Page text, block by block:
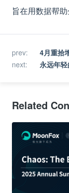
旨在用数据帮
prev:
4月重拾
next: 永远年
Related